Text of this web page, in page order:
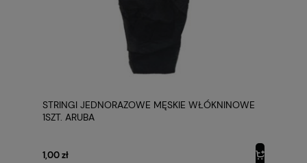
STRINGI JEDNORAZOWE MĘSKIE WŁÓKNINOWE
1SZT. ARUBA
1,00 zł